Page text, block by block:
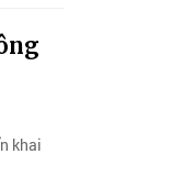
khai